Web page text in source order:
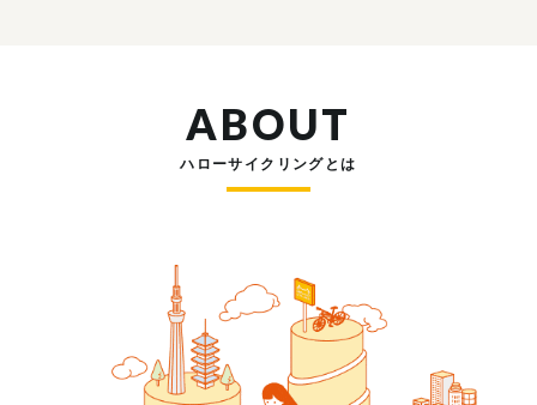
ABOUT
ハローサイクリングとは